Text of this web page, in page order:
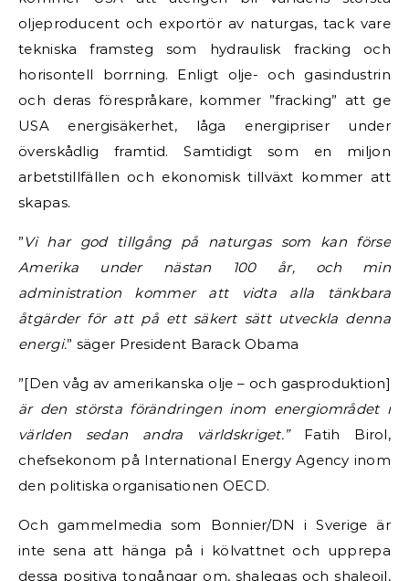
oljeproducent och exportör av naturgas, tack vare
tekniska framsteg som hydraulisk fracking och
horisontell borrning. Enligt olje- och gasindustrin
och deras förespråkare, kommer ”fracking” att ge
USA energisäkerhet, låga energipriser under
överskådlig framtid. Samtidigt som en miljon
arbetstillfällen och ekonomisk tillväxt kommer att
skapas.
”Vi har god tillgång på naturgas som kan förse
Amerika under nästan 100 år, och min
administration kommer att vidta alla tänkbara
åtgärder för att på ett säkert sätt utveckla denna
energi.” säger President Barack Obama
”[Den våg av amerikanska olje – och gasproduktion]
är den största förändringen inom energiområdet i
världen sedan andra världskriget.”Fatih Birol,
chefsekonom på International Energy Agency inom
den politiska organisationen OECD.
Och gammelmedia som Bonnier/DN i Sverige är
inte sena att hänga på i kölvattnet och upprepa
dessa positiva tongångar om, shalegas och shaleoil,